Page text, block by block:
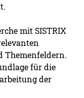
mit SISTRIX
Themenfeldern.
für die
der